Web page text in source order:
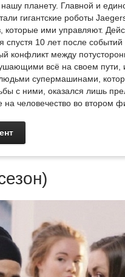
планету. Главной и
гигантские роботы
которые ими управляют.
спустя 10 лет после
конфликт между
всё на своем пути,
супермашинами,
с ними, оказался лишь
человечество во втором